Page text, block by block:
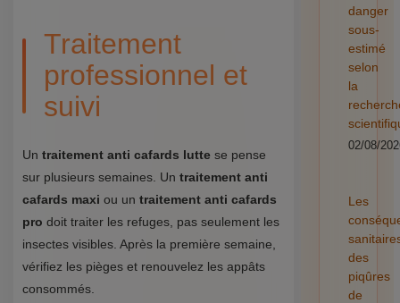
Traitement
professionnel et
suivi
Un traitement anti cafards lutte se pense
sur plusieurs semaines. Un traitement anti
cafards maxi ou un traitement anti cafards
pro doit traiter les refuges, pas seulement les
insectes visibles. Après la première semaine,
vérifiez les pièges et renouvelez les appâts
consommés.
danger
sous-
estimé
selon
la
02/08/
Les
des
piqûres
de